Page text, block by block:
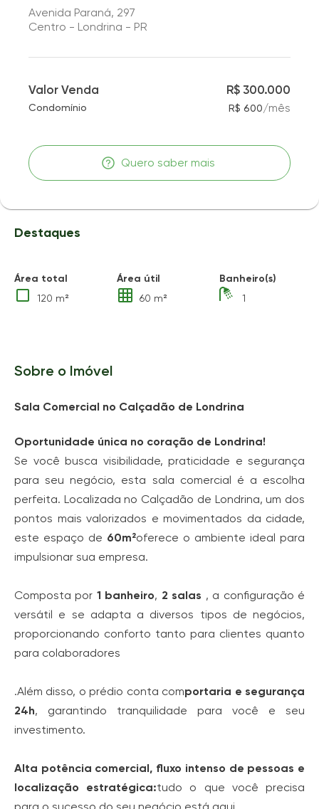
Avenida Paraná, 297
Centro - Londrina - PR
Valor Venda R$ 300.000
Condomínio R$ 600/mês
Quero saber mais
Destaques
Área total
120 m²
Área útil
60 m²
Banheiro(s)
1
Sobre o Imóvel
Sala Comercial no Calçadão de Londrina
Oportunidade única no coração de Londrina!
Se você busca visibilidade, praticidade e segurança
para seu negócio, esta sala comercial é a escolha
perfeita. Localizada no Calçadão de Londrina, um dos
pontos mais valorizados e movimentados da cidade,
este espaço de 60m²oferece o ambiente ideal para
impulsionar sua empresa.
Composta por 1 banheiro, 2 salas , a configuração é
versátil e se adapta a diversos tipos de negócios,
proporcionando conforto tanto para clientes quanto
para colaboradores
.Além disso, o prédio conta comportaria e segurança
24h, garantindo tranquilidade para você e seu
investimento.
Alta potência comercial, fluxo intenso de pessoas e
localização estratégica:tudo o que você precisa
para o sucesso do seu negócio está aqui.